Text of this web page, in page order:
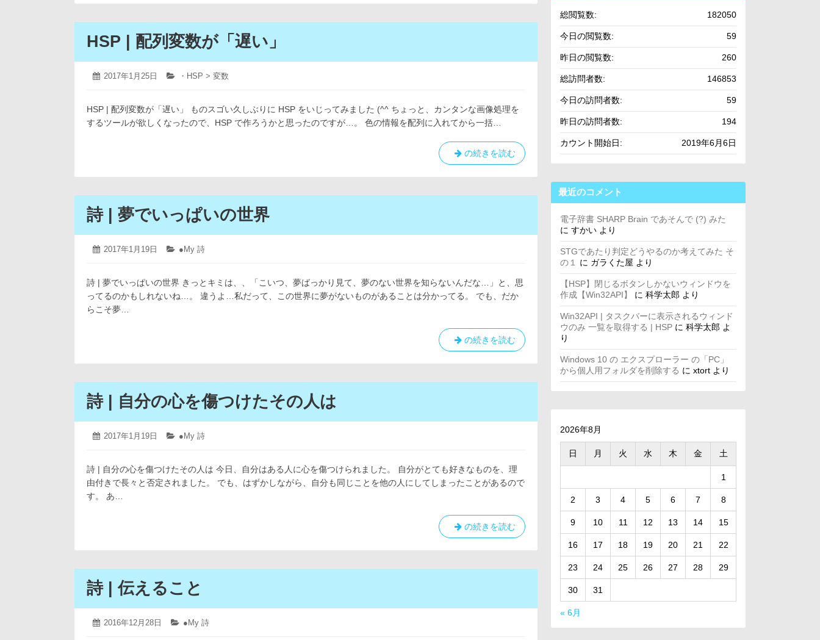
過
gmode
HSP | 配列変数が「遅い」
投
2017年1月25日
2019
月
12
日
カ
リ
ー:
・HSP > 変数
HSP | 配列変数が「遅い」 ものスゴい久しぶりに HSP をいじってみました (^^ ちょっと、カンタンな画像処理を
するツールが欲しくなったので、HSP で作ろうかと思ったのですが…。 色の情報を配列に入れてから一括…
HSP
|
列
が
の続きを読む
詩 | 夢でいっぱいの世界
投
2017年1月19日
2019
月
12
日
カ
リ
ー:
●My 詩
詩 | 夢でいっぱいの世界 きっとキミは、、「こいつ、夢ばっかり見て、夢のない世界を知らないんだな…」と、思
ってるのかもしれないね…。 違うよ…私だって、この世界に夢がないものがあることは分かってる。 でも、だか
らこそ夢…
詩
|
で
ぱ
界
の続きを読む
詩 | 自分の心を傷つけたその人は
投
2017年1月19日
2019
月
12
日
カ
リ
ー:
●My 詩
詩 | 自分の心を傷つけたその人は 今日、自分はある人に心を傷つけられました。 自分がとても好きなものを、理
由付きで長々と否定されました。 でも、はずかしながら、自分も同じことを他の人にしてしまったことがあるので
す。 あ…
詩
|
分
を
の続きを読む
詩 | 伝えること
投
2016年12月28日
2019 カ
●My 詩
182050
総閲覧数:
59
今日の閲覧数:
260
昨日の閲覧数:
146853
総訪問者数:
59
今日の訪問者数:
194
昨日の訪問者数:
2019年6月6日
カウント開始日:
最近のコメント
電子辞書 SHARP Brain であそんで (?) みた
に すかい より
STGであたり判定どうやるのか考えてみた そ
の１
に ガラくた屋 より
【HSP】閉じるボタンしかないウィンドウを
作成【Win32API】
に 科学太郎 より
Win32API | タスクバーに表示されるウィンド
ウのみ 一覧を取得する | HSP に 科学太郎 よ
り
Windows 10 の エクスプローラー の「PC」
から個人用フォルダを削除する に xtort より
2026年8月
日 月 火 水 木 金 土
1
2 3 4 5 6 7 8
9 10 11 12 13 14 15
16 17 18 19 20 21 22
23 24 25 26 27 28 29
30 31
« 6月